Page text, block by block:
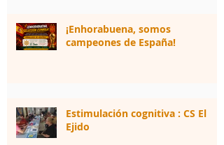
¡Enhorabuena, somos
campeones de España!
Estimulación cognitiva : CS El
Ejido